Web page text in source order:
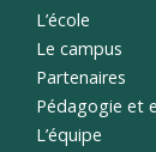
L’école
Le campus
Partenaires
Pédagogie et
L’équipe